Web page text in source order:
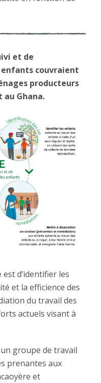
et de
couvraient
producteurs
au Ghana.
d’identifier les
et la efficience des
du travail des
actuels visant à
groupe de travail
prenantes aux
et